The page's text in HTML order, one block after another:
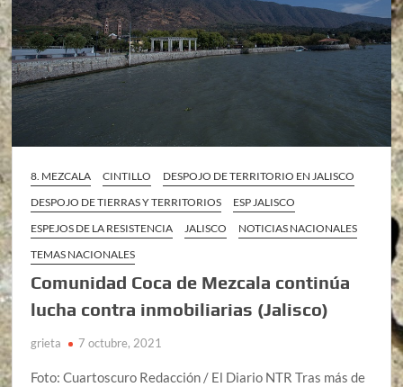
8. MEZCALA CINTILLO
DESPOJO DE TERRITORIO EN JALISCO
DESPOJO DE TIERRAS Y TERRITORIOS
ESP JALISCO
ESPEJOS DE LA RESISTENCIA
JALISCO
NOTICIAS NACIONALES
TEMAS NACIONALES
Comunidad Coca de Mezcala continúa
lucha contra inmobiliarias (Jalisco)
grieta 7 octubre, 2021
Foto: Cuartoscuro Redacción / El Diario NTR Tras más de